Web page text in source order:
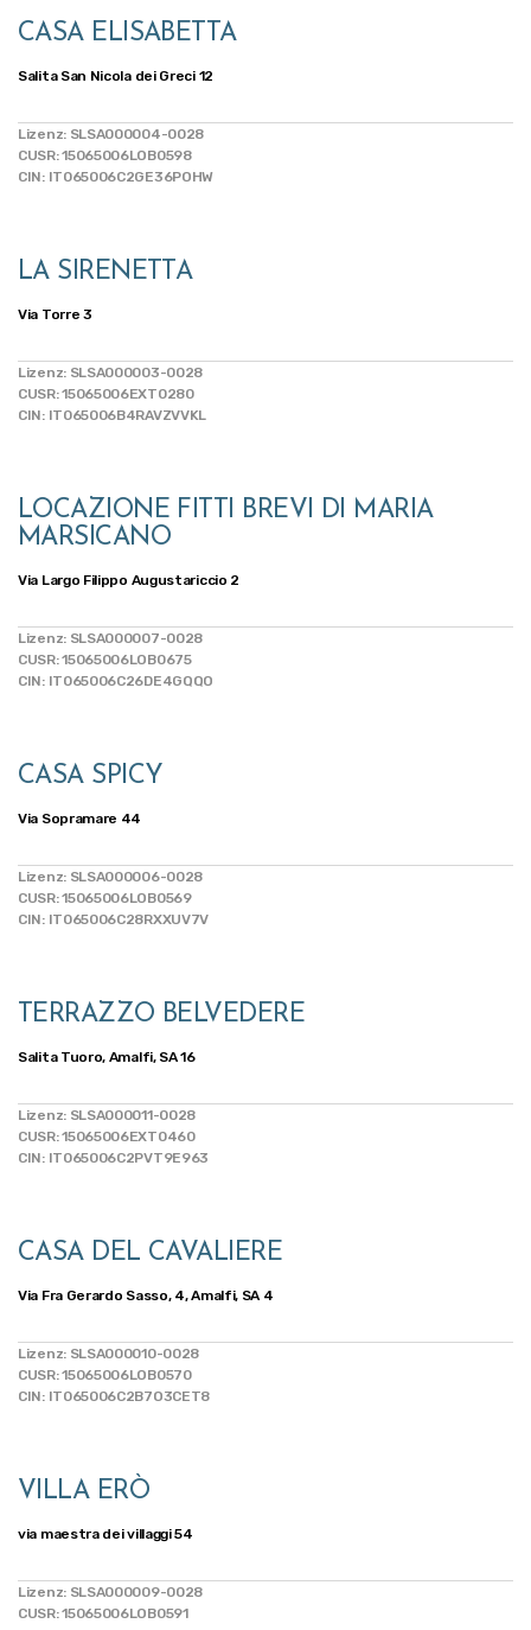
CASA ELISABETTA
Salita San Nicola dei Greci 12
Lizenz: SLSA000004-0028
CUSR: 15065006LOB0598
CIN: IT065006C2GE36POHW
LA SIRENETTA
Via Torre 3
Lizenz: SLSA000003-0028
CUSR: 15065006EXT0280
CIN: IT065006B4RAVZVVKL
LOCAZIONE FITTI BREVI DI MARIA
MARSICANO
Via Largo Filippo Augustariccio 2
Lizenz: SLSA000007-0028
CUSR: 15065006LOB0675
CIN: IT065006C26DE4GQQO
CASA SPICY
Via Sopramare 44
Lizenz: SLSA000006-0028
CUSR: 15065006LOB0569
CIN: IT065006C28RXXUV7V
TERRAZZO BELVEDERE
Salita Tuoro, Amalfi, SA 16
Lizenz: SLSA000011-0028
CUSR: 15065006EXT0460
CIN: IT065006C2PVT9E963
CASA DEL CAVALIERE
Via Fra Gerardo Sasso, 4, Amalfi, SA 4
Lizenz: SLSA000010-0028
CUSR: 15065006LOB0570
CIN: IT065006C2B7O3CET8
VILLA ERÒ
via maestra dei villaggi 54
Lizenz: SLSA000009-0028
CUSR: 15065006LOB0591